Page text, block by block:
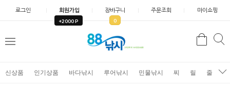
로그인 회원가입
+2000 P
장바구니
0
주문조회 마이쇼핑
검
신상품 인기상품 바다낚시 루어낚시 민물낚시 찌 릴 줄